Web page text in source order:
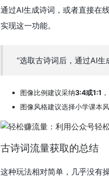
通过AI生成诗词，或者直接在
实现这一功能。
“选取古诗词后，通过AI
图像比例建议采纳3:4或1:1
图像风格建议选择小学课本
古诗词流量获取的总结
这种玩法相对简单，几乎没有